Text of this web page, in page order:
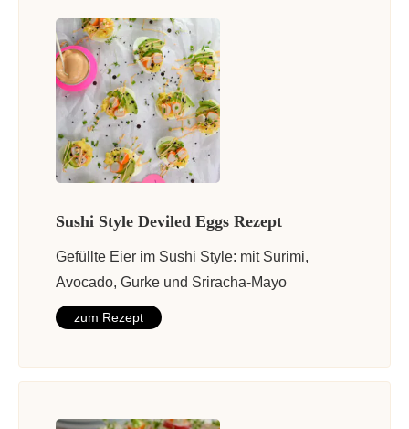
Sushi Style Deviled Eggs Rezept
Gefüllte Eier im Sushi Style: mit Surimi,
Avocado, Gurke und Sriracha-Mayo
zum Rezept